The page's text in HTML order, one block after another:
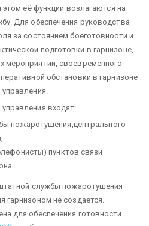
этом её функции возлагаются на
Для обеспечения руководства
за состоянием боеготовности и
подготовки в гарнизоне,
мероприятий, своевременного
обстановки в гарнизоне
входят:
пожаротушения,центрального
пунктов свя­зи
службы пожаротушения
гарнизоном не создается.
для обеспечения готовности